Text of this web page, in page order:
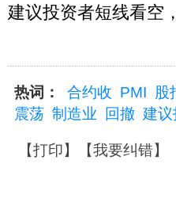
建议投资者短线看空
热词： 合约收 PMI 股
震荡 制造业 回撤 建
【打印】【我要纠错】